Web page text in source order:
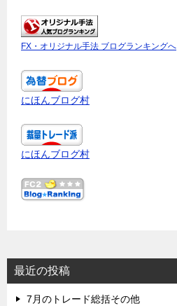
FX・オリジナル手法 ブログランキングへ
にほんブログ村
にほんブログ村
最近の投稿
7月のトレード総括その他